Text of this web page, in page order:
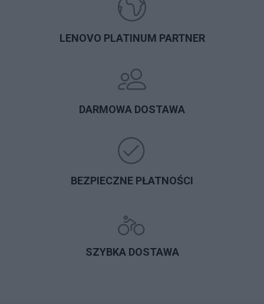
LENOVO PLATINUM PARTNER
DARMOWA DOSTAWA
BEZPIECZNE PŁATNOŚCI
SZYBKA DOSTAWA